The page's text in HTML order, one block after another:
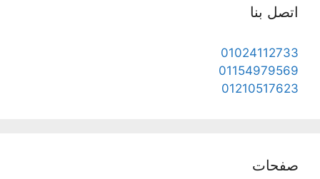
اتصل بنا
01024112733
01154979569
01210517623
صفحات